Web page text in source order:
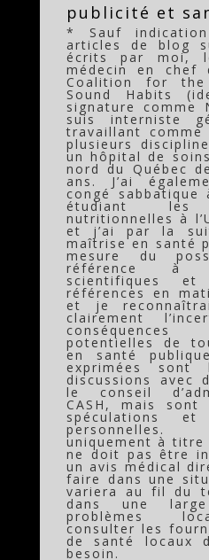
publicité et
* Sauf
articles de blog
écrits par moi,
médecin en chef
Coalition for
Sound Habits
signature comme
suis interniste
travaillant comme
plusieurs
un hôpital de
nord du Québec
ans. J’ai
congé sabbatique
étudiant les
nutritionnelles à
et j’ai par la
maîtrise en santé
mesure du
référence à
scientifiques
références en
et je
clairement
conséquences
potentielles de
en santé
exprimées
discussions avec
le conseil
CASH, mais sont
spéculations
personnelles.
uniquement à titre
ne doit pas être
un avis médical
faire dans une
variera au fil du
dans une
problèmes
consulter les
de santé locaux
besoin.